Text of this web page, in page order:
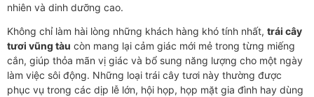
nhiên và dinh dưỡng cao.
Không chỉ làm hài lòng những khách hàng khó tính nhất, trái cây
tươi vũng tàu còn mang lại cảm giác mới mẻ trong từng miếng
cắn, giúp thỏa mãn vị giác và bổ sung năng lượng cho một ngày
làm việc sôi động. Những loại trái cây tươi này thường được
phục vụ trong các dịp lễ lớn, hội họp, họp mặt gia đình hay dùng